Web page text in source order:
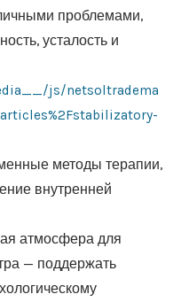
проблемами,
усталость и
js/netsoltradema
методы терапии,
внутренней
атмосфера для
— поддержать